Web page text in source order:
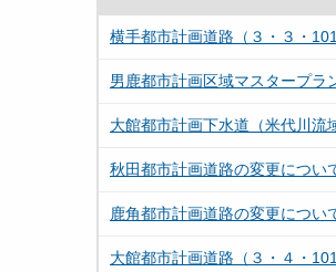
横手都市計画道路（３・３・
男鹿都市計画区域マスタープラ
大館都市計画下水道（米代川流
秋田都市計画道路の変更につい
鹿角都市計画道路の変更につい
大館都市計画道路（３・４・